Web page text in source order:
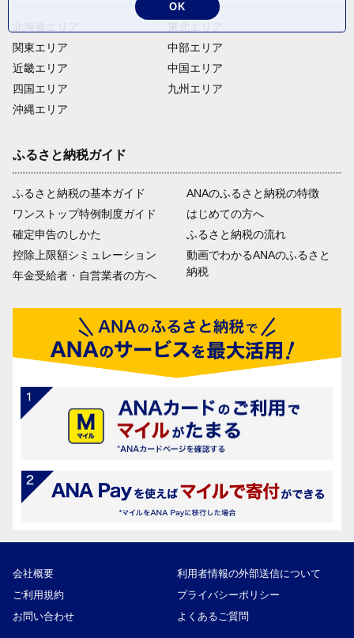
関東エリア
近畿エリア
四国エリア
沖縄エリア
中部エリア
中国エリア
九州エリア
ふるさと納税ガイド
ふるさと納税の基本ガイド
ワンストップ特例制度ガイド
確定申告のしかた
控除上限額シミュレーション
年金受給者・自営業者の方へ
ANAのふるさと納税の特徴
はじめての方へ
ふるさと納税の流れ
動画でわかるANAのふるさと
納税
会社概要
利用者情報の外部送信について
ご利用規約
プライバシーポリシー
お問い合わせ
よくあるご質問
OK